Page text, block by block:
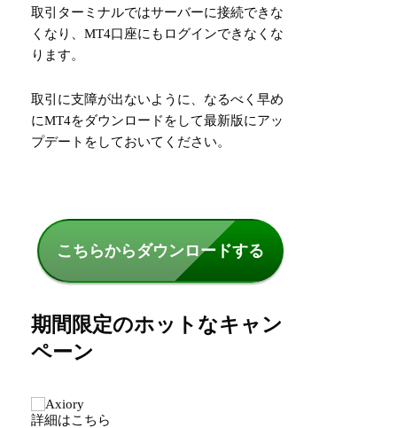
取引ターミナルではサーバーに接続できな
くなり、MT4口座にもログインできなくな
ります。
取引に支障が出ないように、なるべく早め
にMT4をダウンロードをして最新版にアッ
プデートをしておいてください。
こちらからダウンロードする
期間限定のホットなキャン
ペーン
詳細はこちら